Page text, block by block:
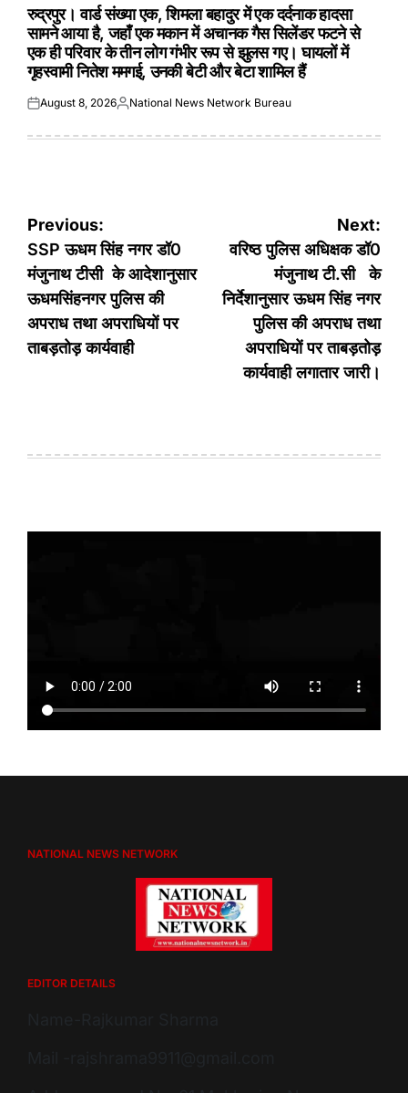
रुद्रपुर। वार्ड संख्या एक, शिमला बहादुर में एक दर्दनाक हादसा
सामने आया है, जहाँ एक मकान में अचानक गैस सिलेंडर फटने से
एक ही परिवार के तीन लोग गंभीर रूप से झुलस गए। घायलों में
गृहस्वामी नितेश ममगई, उनकी बेटी और बेटा शामिल हैं
Posted
August 8, 2026Posted
National News Network Bureau
Post
navigation
Previous:
SSP ऊधम सिंह नगर डॉ0
मंजुनाथ टीसी के आदेशानुसार
ऊधमसिंहनगर पुलिस की
अपराध तथा अपराधियों पर
ताबड़तोड़ कार्यवाही
Next:
वरिष्ठ पुलिस अधिक्षक डॉ0
मंजुनाथ टी.सी के
निर्देशानुसार ऊधम सिंह नगर
पुलिस की अपराध तथा
अपराधियों पर ताबड़तोड़
कार्यवाही लगातार जारी।
NATIONAL NEWS NETWORK
EDITOR DETAILS